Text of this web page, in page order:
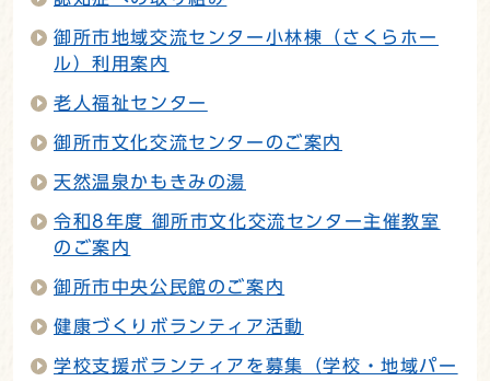
御所市地域交流センター小林棟（さくらホー
ル）利用案内
老人福祉センター
御所市文化交流センターのご案内
天然温泉かもきみの湯
令和8年度 御所市文化交流センター主催教室
のご案内
御所市中央公民館のご案内
健康づくりボランティア活動
学校支援ボランティアを募集（学校・地域パー